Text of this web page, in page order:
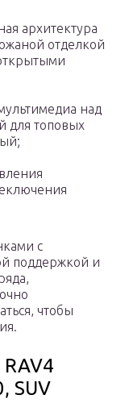
архитектура
отделкой
над
для топовых
с
поддержкой и
чтобы
SUV